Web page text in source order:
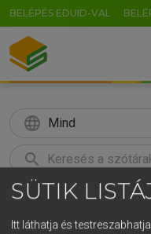
BELÉPÉS EDUID-VAL
language Mind
search
SÜTIK
Itt láthatja és
GR